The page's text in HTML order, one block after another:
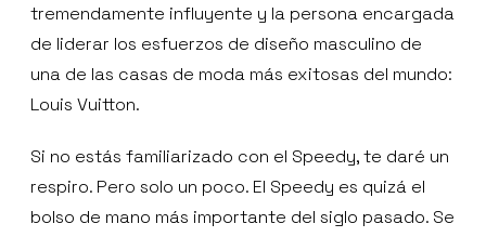
tremendamente influyente y la persona encargada
de liderar los esfuerzos de diseño masculino de
una de las casas de moda más exitosas del mundo:
Louis Vuitton.
Si no estás familiarizado con el Speedy, te daré un
respiro. Pero solo un poco. El Speedy es quizá el
bolso de mano más importante del siglo pasado. Se